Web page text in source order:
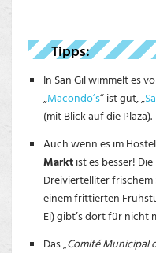
Tipps:
In San Gil wimmelt es
„Macondo’s“ ist gut, „
(mit Blick auf die Plaza).
Auch wenn es im
Marktist es besser!
Dreiviertelliter
einem frittierten
Ei) gibt’s dort für nicht
Das „Comité Municipal